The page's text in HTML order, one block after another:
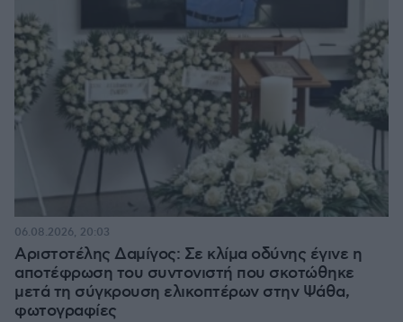
Αριστοτέλης Δαμίγος: Σε κλίμα οδύνης έγινε η
αποτέφρωση του συντονιστή που σκοτώθηκε
μετά τη σύγκρουση ελικοπτέρων στην Ψάθα,
φωτογραφίες
06.08.2026, 20:03